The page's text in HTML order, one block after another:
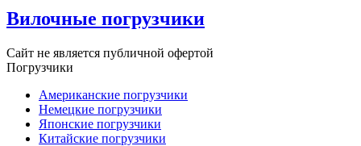
Вилочные погрузчики
Сайт не является публичной офертой
Погрузчики
Американские погрузчики
Немецкие погрузчики
Японские погрузчики
Китайские погрузчики